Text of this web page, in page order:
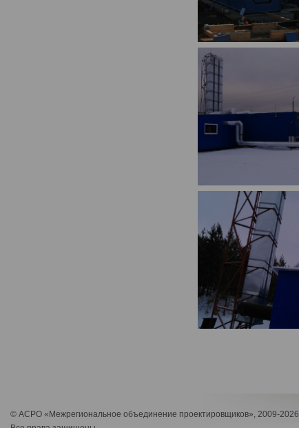
© АСРО «Межрегиональное объединение проектировщиков», 2009-2026